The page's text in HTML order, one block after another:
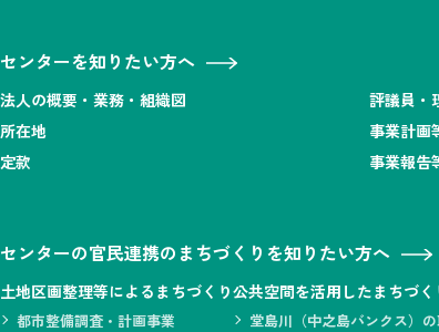
センターを知りたい方へ
法人の概要・業務・組織図 評議員・
所在地
事業計画
定款
事業報告
センターの官民連携のまちづくりを知りたい方へ
土地区画整理等によるまちづくり
都市整備調査・計画事業
公共空間を活用したまちづく
堂島川（中之島バンクス）